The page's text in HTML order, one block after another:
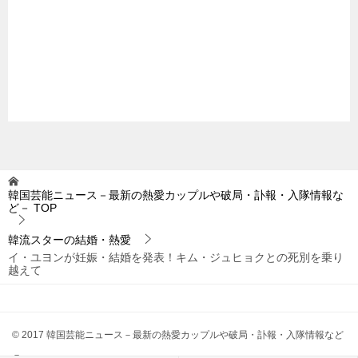
韓国芸能ニュース－最新の熱愛カップルや破局・訃報・入隊情報な
ど－ TOP
韓流スターの結婚・熱愛
イ・ユヨンが妊娠・結婚を発表！キム・ジュヒョクとの死別を乗り
越えて
© 2017 韓国芸能ニュース－最新の熱愛カップルや破局・訃報・入隊情報など
－